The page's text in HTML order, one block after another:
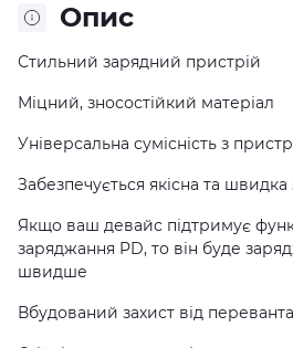
Опис
Стильний зарядний пристрій
Міцний, зносостійкий матеріал
Універсальна сумісність з
Забезпечується якісна та швидка
Якщо ваш девайс підтримує
заряджання PD, то він буде
швидше
Вбудований захист від